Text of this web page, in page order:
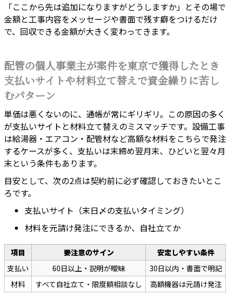
「ここから先は追加になりますがどうしますか」とその場で
金額と工事内容をメッセージや書面で残す癖をつけるだけ
で、回収できる金額が大きく変わってきます。
配管の個人事業主が案件を東京で獲得したとき
支払いサイトや材料立て替えで資金繰りに苦し
むパターン
単価は悪くないのに、通帳が常にギリギリ。この原因の多く
が支払いサイトと材料立て替えのミスマッチです。設備工事
は給湯器・エアコン・配管材など高額な材料をこちらで発注
するケースが多く、支払いは末締め翌月末、ひどいと翌々月
末という条件もあります。
目安として、次の2点は契約前に必ず確認しておきたいとこ
ろです。
支払いサイト（末日〆の支払いタイミング）
材料を元請け発注にできるか、自社立てか
項目 要注意のサイン
安定しやすい条件
支払い
60日以上・説明が曖昧
30日以内・書面で明記
材料
すべて自社立て・限度額相談なし 高額機器は元請け発注